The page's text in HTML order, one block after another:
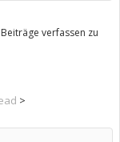
verfassen zu
>